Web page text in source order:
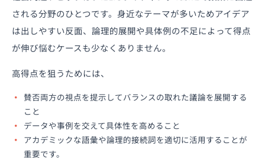
される分野のひとつです。身近なテーマが多いためアイデア
は出しやすい反面、論理的展開や具体例の不足によって得点
が伸び悩むケースも少なくありません。
高得点を狙うためには、
賛否両方の視点を提示してバランスの取れた議論を展開する
こと
データや事例を交えて具体性を高めること
アカデミックな語彙や論理的接続詞を適切に活用することが
重要です。